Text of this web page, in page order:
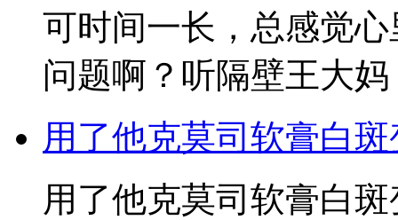
可时间一长，总感觉
问题啊？听隔壁王大妈
用了他克莫司软膏白
用了他克莫司软膏白